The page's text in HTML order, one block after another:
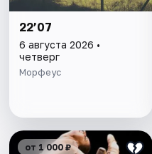
22’07
6 августа 2026 •
четверг
Морфеус
от 1 000 ₽